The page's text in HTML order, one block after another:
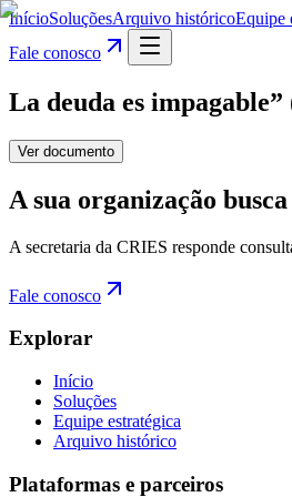
InícioSoluçõesArquivo históricoEquipe
Fale conosco
La deuda es
Ver documento
A sua organização
A secretaria da CRIES responde
Fale conosco
Explorar
Início
Soluções
Equipe estratégica
Arquivo histórico
Plataformas e parceiros